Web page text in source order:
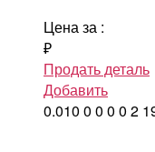
Цена за :
₽
Продать деталь
Добавить
0.010 0 0 0 0 2